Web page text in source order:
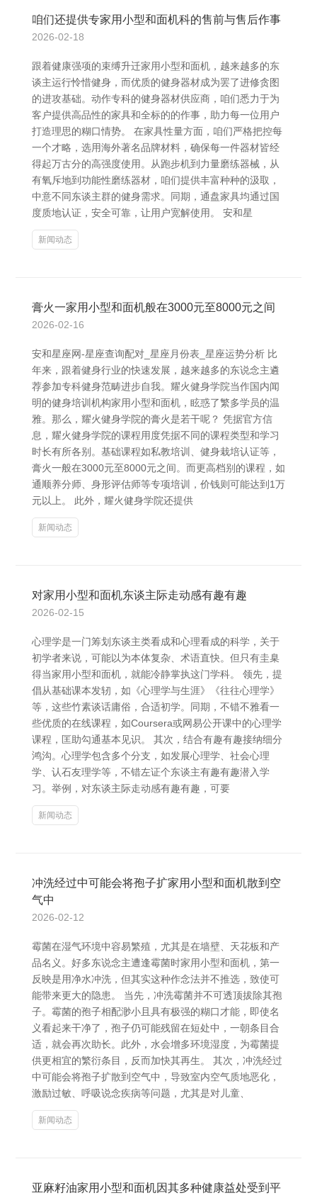
咱们还提供专家用小型和面机科的售前与售后作事
2026-02-18
跟着健康强项的束缚升迁家用小型和面机，越来越多的东
谈主运行怜惜健身，而优质的健身器材成为罢了进修贪图
的进攻基础。动作专科的健身器材供应商，咱们悉力于为
客户提供高品性的家具和全标的的作事，助力每一位用户
打造理思的糊口情势。 在家具性量方面，咱们严格把控每
一个才略，选用海外著名品牌材料，确保每一件器材皆经
得起万古分的高强度使用。从跑步机到力量磨练器械，从
有氧斥地到功能性磨练器材，咱们提供丰富种种的汲取，
中意不同东谈主群的健身需求。同期，通盘家具均通过国
度质地认证，安全可靠，让用户宽解使用。 安和星
新闻动态
膏火一家用小型和面机般在3000元至8000元之间
2026-02-16
安和星座网-星座查询配对_星座月份表_星座运势分析 比
年来，跟着健身行业的快速发展，越来越多的东说念主遴
荐参加专科健身范畴进步自我。耀火健身学院当作国内闻
明的健身培训机构家用小型和面机，眩惑了繁多学员的温
雅。那么，耀火健身学院的膏火是若干呢？ 凭据官方信
息，耀火健身学院的课程用度凭据不同的课程类型和学习
时长有所各别。基础课程如私教培训、健身栽培认证等，
膏火一般在3000元至8000元之间。而更高档别的课程，如
通顺养分师、身形评估师等专项培训，价钱则可能达到1万
元以上。 此外，耀火健身学院还提供
新闻动态
对家用小型和面机东谈主际走动感有趣有趣
2026-02-15
心理学是一门筹划东谈主类看成和心理看成的科学，关于
初学者来说，可能以为本体复杂、术语直快。但只有圭臬
得当家用小型和面机，就能冷静掌执这门学科。 领先，提
倡从基础课本发轫，如《心理学与生涯》《往往心理学》
等，这些竹素谈话庸俗，合适初学。同期，不错不雅看一
些优质的在线课程，如Coursera或网易公开课中的心理学
课程，匡助勾通基本见识。 其次，结合有趣有趣接纳细分
鸿沟。心理学包含多个分支，如发展心理学、社会心理
学、认石友理学等，不错左证个东谈主有趣有趣潜入学
习。举例，对东谈主际走动感有趣有趣，可要
新闻动态
冲洗经过中可能会将孢子扩家用小型和面机散到空
气中
2026-02-12
霉菌在湿气环境中容易繁殖，尤其是在墙壁、天花板和产
品名义。好多东说念主遭逢霉菌时家用小型和面机，第一
反映是用净水冲洗，但其实这种作念法并不推选，致使可
能带来更大的隐患。 当先，冲洗霉菌并不可透顶拔除其孢
子。霉菌的孢子相配渺小且具有极强的糊口才能，即使名
义看起来干净了，孢子仍可能残留在短处中，一朝条目合
适，就会再次助长。此外，水会增多环境湿度，为霉菌提
供更相宜的繁衍条目，反而加快其再生。 其次，冲洗经过
中可能会将孢子扩散到空气中，导致室内空气质地恶化，
激励过敏、呼吸说念疾病等问题，尤其是对儿童、
新闻动态
亚麻籽油家用小型和面机因其多种健康益处受到平